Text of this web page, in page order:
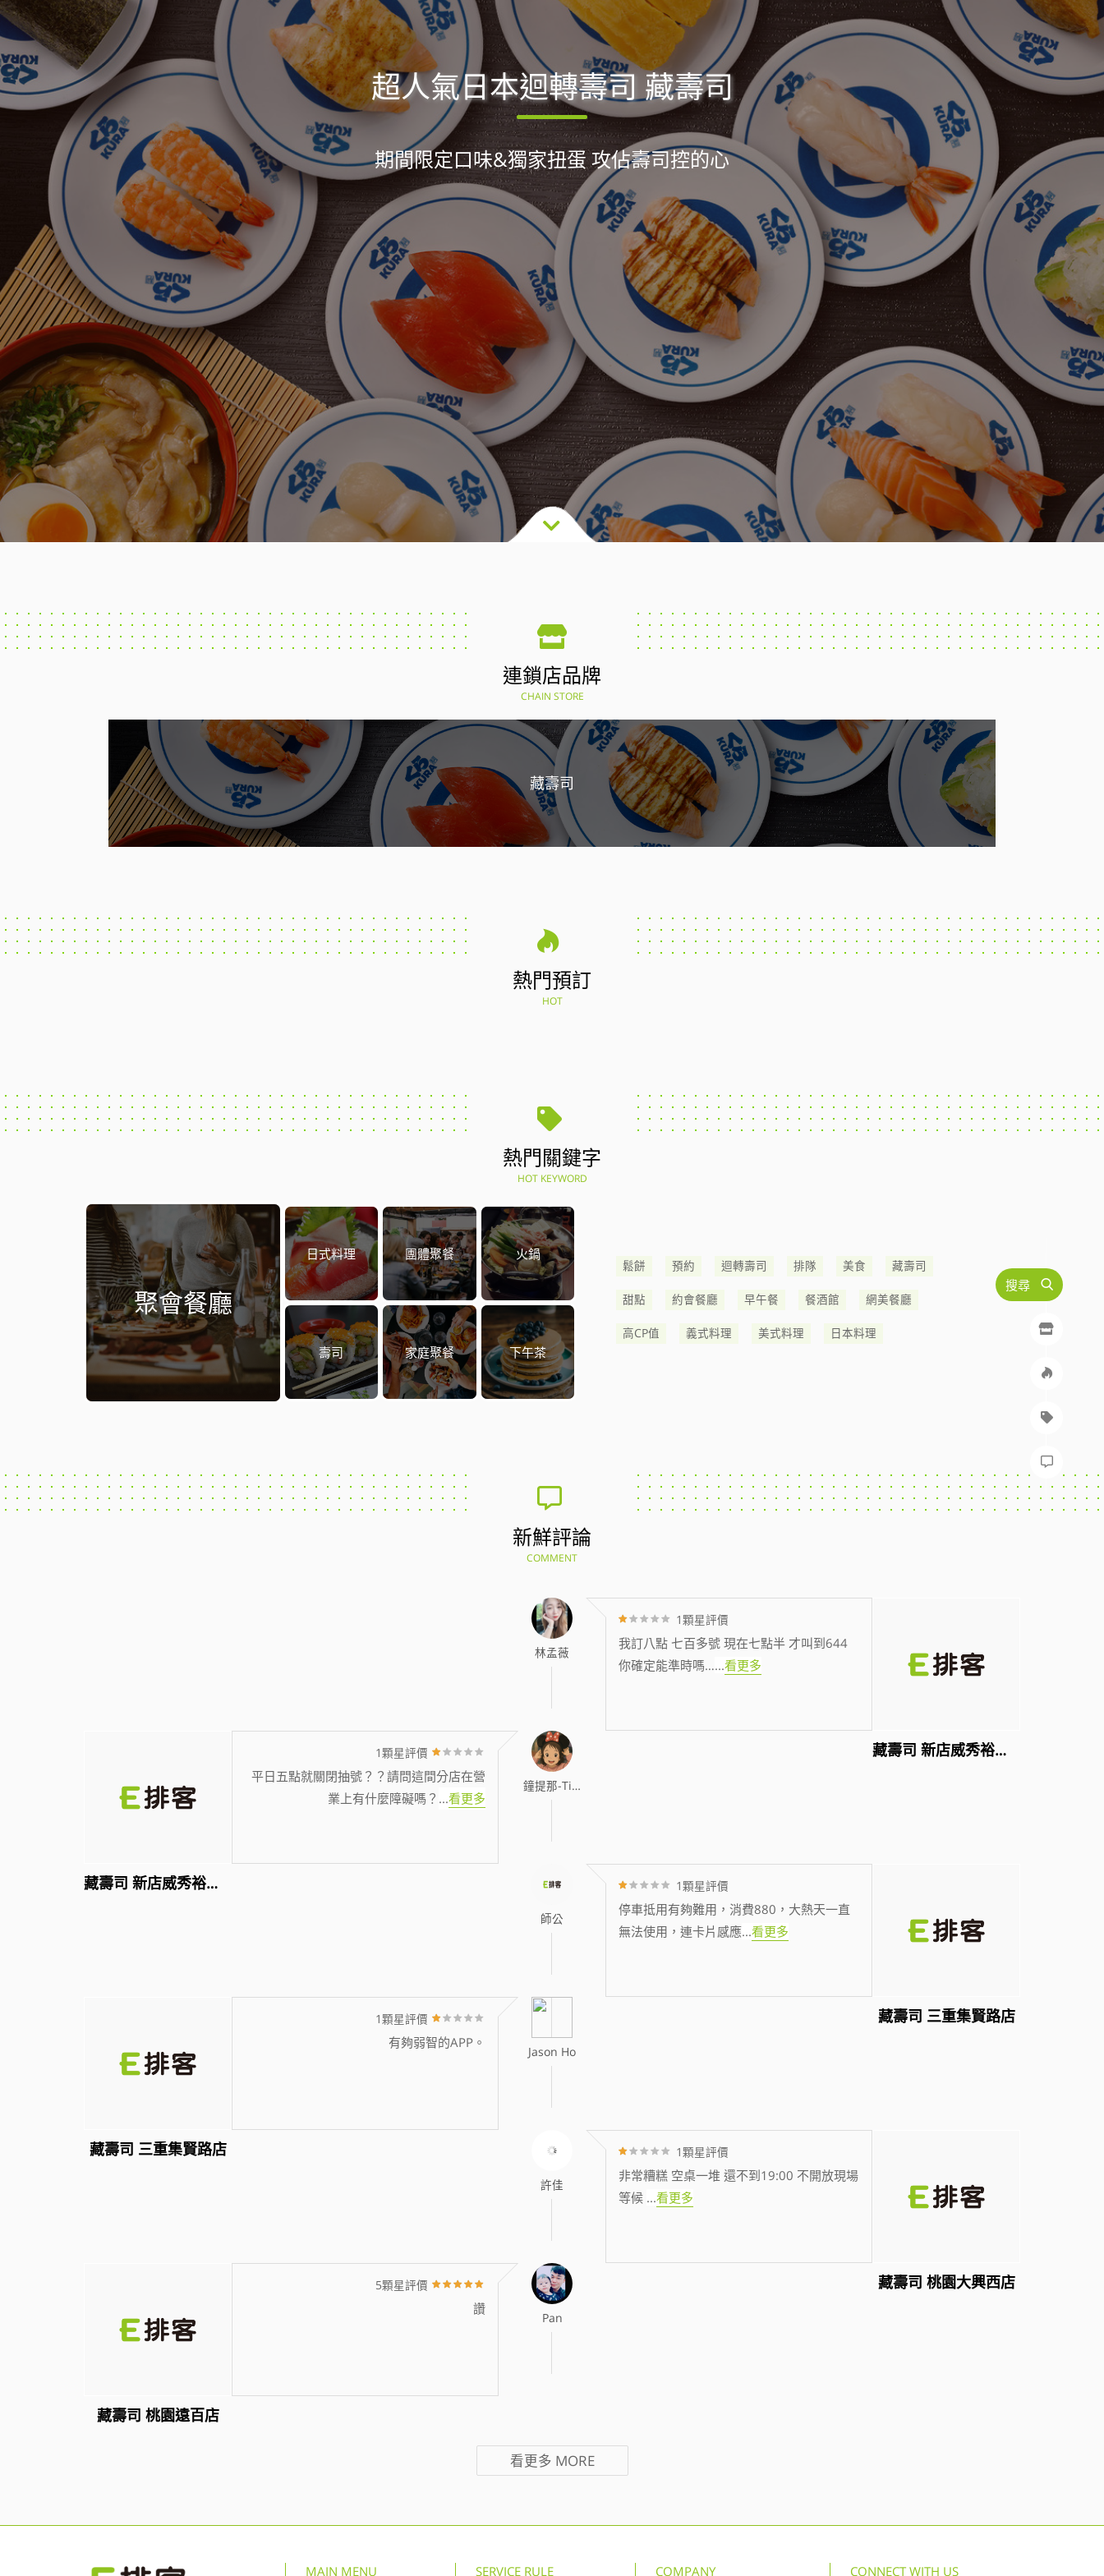
搜尋
超人氣日本迴轉壽司 藏壽司
期間限定口味&獨家扭蛋 攻佔壽司控的心
連鎖店品牌
CHAIN STORE
藏壽司
熱門預訂
HOT
熱門關鍵字
HOT KEYWORD
聚會餐廳
日式料理 團體聚餐 火鍋
壽司 家庭聚餐 下午茶
鬆餅 預約 迴轉壽司 排隊 美食 藏壽司
甜點 約會餐廳 早午餐 餐酒館 網美餐廳
高CP值 義式料理 美式料理 日本料理
新鮮評論
COMMENT
林孟薇
1顆星評價
我訂八點 七百多號 現在七點半 才叫到644
你確定能準時嗎…...看更多
藏壽司 新店威秀裕隆店
鐘提那-Tina
1顆星評價
平日五點就關閉抽號？？請問這間分店在營
業上有什麼障礙嗎？ ...看更多
藏壽司 新店威秀裕隆店
師公
1顆星評價
停車抵用有夠難用，消費880，大熱天一直
無法使用，連卡片感應...看更多
藏壽司 三重集賢路店
Jason Ho
1顆星評價
有夠弱智的APP。
藏壽司 三重集賢路店
許佳
1顆星評價
非常糟糕 空桌一堆 還不到19:00 不開放現場
等候 ...看更多
藏壽司 桃園大興西店
Pan
5顆星評價
讚
藏壽司 桃園遠百店
看更多 MORE
MAIN MENU SERVICE RULE COMPANY CONNECT WITH US